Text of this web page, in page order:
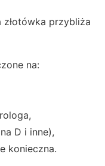
przybliża
na:
D i inne),
konieczna.